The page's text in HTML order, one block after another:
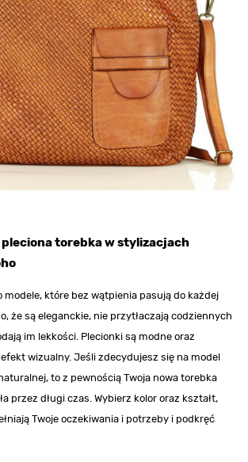
pleciona torebka w stylizacjach
modele, które bez wątpienia pasują do każdej
że są eleganckie, nie przytłaczają codziennych
im lekkości. Plecionki są modne oraz
wizualny. Jeśli zdecydujesz się na model
to z pewnością Twoja nowa torebka
przez długi czas. Wybierz kolor oraz kształt,
Twoje oczekiwania i potrzeby i podkręć